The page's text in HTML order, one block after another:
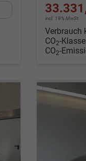
incl. 19% MwSt.
Verbrauch
CO2-
CO2-